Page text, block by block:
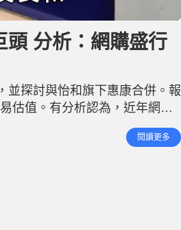
頭 分析：網購盛行
並探討與怡和旗下惠康合併。報
估值。有分析認為，近年網購
濟學者指由於網購盛行的競爭
。 DFI零售集團發言人回應
閱讀更多